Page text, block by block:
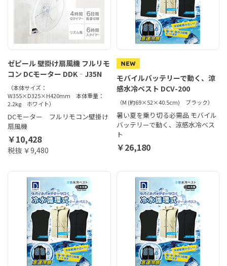
ゼピール 壁掛け扇風機 フルリモ
コン DCモーター DDK‐J35N
（本体サイズ：
W355×D325×H420mm 本体重量：
2.2kg ホワイト）
DCモーター フルリモコン壁掛け
扇風機
￥10,428
税抜 ￥9,480
モバイルバッテリーで動く、涼
感水冷ベスト DCV-200
（M (約69×52×40.5cm) ブラック）
暑い夏を乗り切る必需品 モバイル
バッテリーで動く、涼感水冷ベス
ト
￥26,180